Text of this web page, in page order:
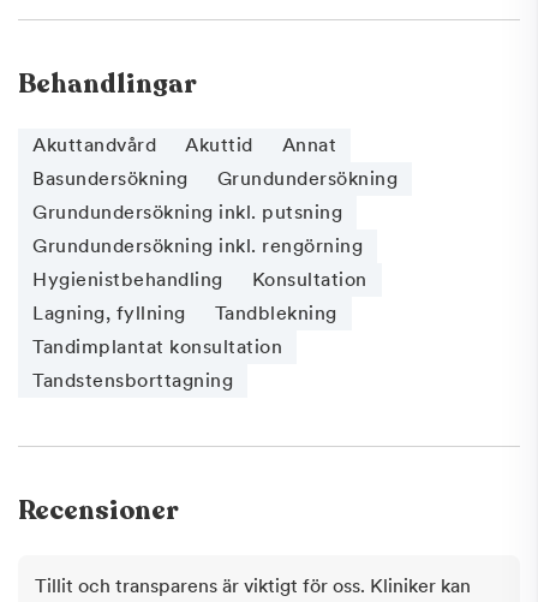
Behandlingar
Akuttandvård Akuttid
Annat
Basundersökning
Grundundersökning
Grundundersökning inkl. putsning
Grundundersökning inkl. rengörning
Hygienistbehandling
Konsultation
Lagning, fyllning
Tandblekning
Tandimplantat konsultation
Tandstensborttagning
Recensioner
Tillit och transparens är viktigt för oss. Kliniker kan